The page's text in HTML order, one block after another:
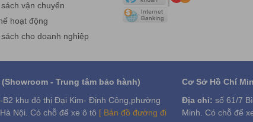
vận chuyển
hoạt động
cho doanh nghiệp
- Trung tâm bảo hành)
B2 khu đô thị Đại Kim- Định Công,phường
Nội. Có chỗ để xe ô tô [ Bản đồ đường đi
Cơ Sở Hồ Chí
Địa chỉ: số 61/7
Minh. Có chỗ để